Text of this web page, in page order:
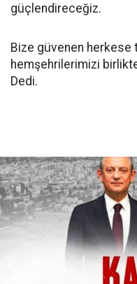
güçlendireceğiz.
Bize güvenen herkese
hemşehrilerimizi
Dedi.